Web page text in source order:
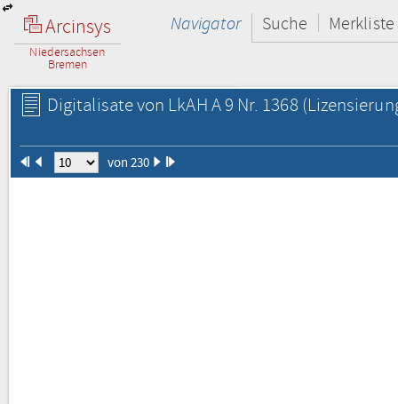
Arcinsys
Niedersachsen
Bremen
Navigator Suche Merkliste
Digitalisate von LkAH A 9 Nr. 1368
von 230